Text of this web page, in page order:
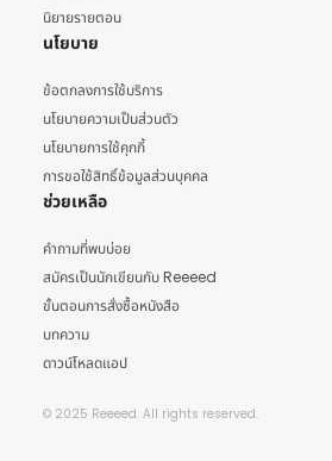
นิยายรายตอน
นโยบาย
ข้อตกลงการใช้บริการ
นโยบายความเป็นส่วนตัว
นโยบายการใช้คุกกี้
การขอใช้สิทธิ์ข้อมูลส่วนบุคคล
ช่วยเหลือ
คำถามที่พบบ่อย
สมัครเป็นนักเขียนกับ Reeeed
ขั้นตอนการสั่งซื้อหนังสือ
บทความ
ดาวน์โหลดแอป
© 2025 Reeeed. All rights reserved.